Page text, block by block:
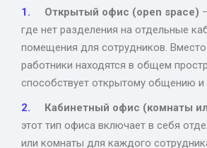
Открытый офис (open space)
где нет разделения на отдельные
помещения для сотрудников. Вместо
работники находятся в общем
способствует открытому общению и
Кабинетный офис (комнаты
этот тип офиса включает в себя
или комнаты для каждого